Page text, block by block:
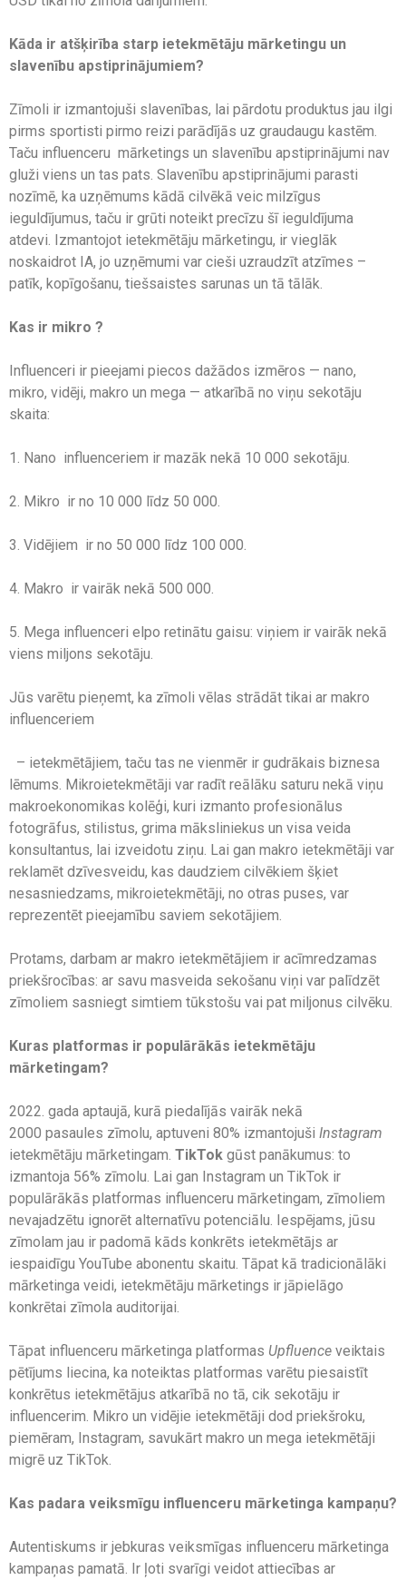
Kāda ir atšķirība starp ietekmētāju mārketingu un
slavenību apstiprinājumiem?
Zīmoli ir izmantojuši slavenības, lai pārdotu produktus jau ilgi
pirms sportisti pirmo reizi parādījās uz graudaugu kastēm.
Taču influenceru mārketings un slavenību apstiprinājumi nav
gluži viens un tas pats. Slavenību apstiprinājumi parasti
nozīmē, ka uzņēmums kādā cilvēkā veic milzīgus
ieguldījumus, taču ir grūti noteikt precīzu šī ieguldījuma
atdevi. Izmantojot ietekmētāju mārketingu, ir vieglāk
noskaidrot IA, jo uzņēmumi var cieši uzraudzīt atzīmes –
patīk, kopīgošanu, tiešsaistes sarunas un tā tālāk.
Kas ir mikro ?
Influenceri ir pieejami piecos dažādos izmēros — nano,
mikro, vidēji, makro un mega — atkarībā no viņu sekotāju
skaita:
1. Nano influenceriem ir mazāk nekā 10 000 sekotāju.
2. Mikro ir no 10 000 līdz 50 000.
3. Vidējiem ir no 50 000 līdz 100 000.
4. Makro ir vairāk nekā 500 000.
5. Mega influenceri elpo retinātu gaisu: viņiem ir vairāk nekā
viens miljons sekotāju.
Jūs varētu pieņemt, ka zīmoli vēlas strādāt tikai ar makro
influenceriem
– ietekmētājiem, taču tas ne vienmēr ir gudrākais biznesa
lēmums. Mikroietekmētāji var radīt reālāku saturu nekā viņu
makroekonomikas kolēģi, kuri izmanto profesionālus
fotogrāfus, stilistus, grima māksliniekus un visa veida
konsultantus, lai izveidotu ziņu. Lai gan makro ietekmētāji var
reklamēt dzīvesveidu, kas daudziem cilvēkiem šķiet
nesasniedzams, mikroietekmētāji, no otras puses, var
reprezentēt pieejamību saviem sekotājiem.
Protams, darbam ar makro ietekmētājiem ir acīmredzamas
priekšrocības: ar savu masveida sekošanu viņi var palīdzēt
zīmoliem sasniegt simtiem tūkstošu vai pat miljonus cilvēku.
Kuras platformas ir populārākās ietekmētāju
mārketingam?
2022. gada aptaujā, kurā piedalījās vairāk nekā
2000 pasaules zīmolu, aptuveni 80% izmantojuši Instagram
ietekmētāju mārketingam. TikTok gūst panākumus: to
izmantoja 56% zīmolu. Lai gan Instagram un TikTok ir
populārākās platformas influenceru mārketingam, zīmoliem
nevajadzētu ignorēt alternatīvu potenciālu. Iespējams, jūsu
zīmolam jau ir padomā kāds konkrēts ietekmētājs ar
iespaidīgu YouTube abonentu skaitu. Tāpat kā tradicionālāki
mārketinga veidi, ietekmētāju mārketings ir jāpielāgo
konkrētai zīmola auditorijai.
Tāpat influenceru mārketinga platformas Upfluence veiktais
pētījums liecina, ka noteiktas platformas varētu piesaistīt
konkrētus ietekmētājus atkarībā no tā, cik sekotāju ir
influencerim. Mikro un vidējie ietekmētāji dod priekšroku,
piemēram, Instagram, savukārt makro un mega ietekmētāji
migrē uz TikTok.
Kas padara veiksmīgu influenceru mārketinga kampaņu?
Autentiskums ir jebkuras veiksmīgas influenceru mārketinga
kampaņas pamatā. Ir ļoti svarīgi veidot attiecības ar